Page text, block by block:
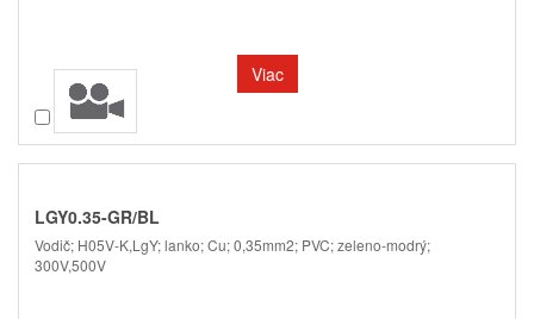
Viac
Porovnať
LGY0.35-GR/BL
Vodič; H05V-K,LgY; lanko; Cu; 0,35mm2; PVC; zeleno-modrý;
300V,500V